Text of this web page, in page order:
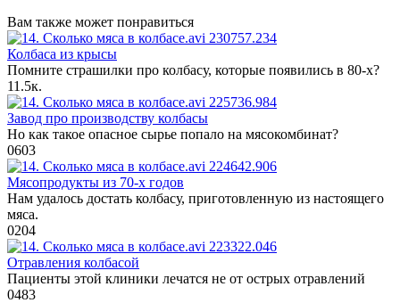
Вам также может понравиться
Колбаса из крысы
Помните страшилки про колбасу, которые появились в 80-х?
11.5к.
Завод про производству колбасы
Но как такое опасное сырье попало на мясокомбинат?
0603
Мясопродукты из 70-х годов
Нам удалось достать колбасу, приготовленную из настоящего
мяса.
0204
Отравления колбасой
Пациенты этой клиники лечатся не от острых отравлений
0483